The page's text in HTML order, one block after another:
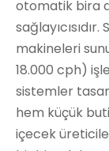
otomatik bira
makineleri
18.000 cph)
sistemler
hem küçük
içecek